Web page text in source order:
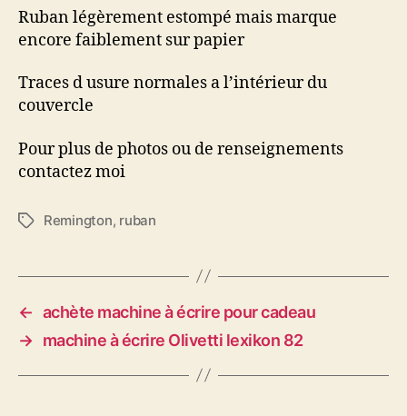
Ruban légèrement estompé mais marque
encore faiblement sur papier
Traces d usure normales a l’intérieur du
couvercle
Pour plus de photos ou de renseignements
contactez moi
Étiquettes
Remington, ruban
← achète machine à écrire pour cadeau
→ machine à écrire Olivetti lexikon 82